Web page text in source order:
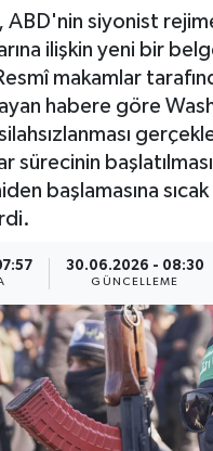
ABD'nin siyonist
ilişkin yeni bir
makamlar
habere göre
sürecinin
başlamasına sıcak
30.06.2026 - 08:30
GÜNCELLEME
Teknoloji̇
Haberleri